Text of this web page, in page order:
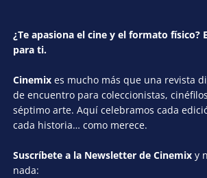
¿Te apasiona el cine y el formato físico?
para ti.
Cinemix es mucho más que una revista
de encuentro para coleccionistas,
séptimo arte. Aquí celebramos cada
cada historia… como merece.
Suscríbete a la Newsletter de Cinemix y
nada: